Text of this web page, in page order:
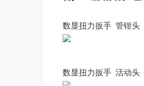
数显扭力扳手 管钳头
数显扭力扳手 活动头